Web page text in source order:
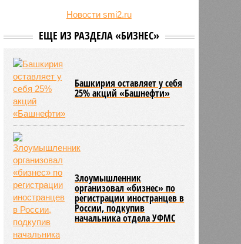
Новости smi2.ru
ЕЩЕ ИЗ РАЗДЕЛА «БИЗНЕС»
Башкирия оставляет у себя
25% акций «Башнефти»
Злоумышленник
организовал «бизнес» по
регистрации иностранцев в
России, подкупив
начальника отдела УФМС